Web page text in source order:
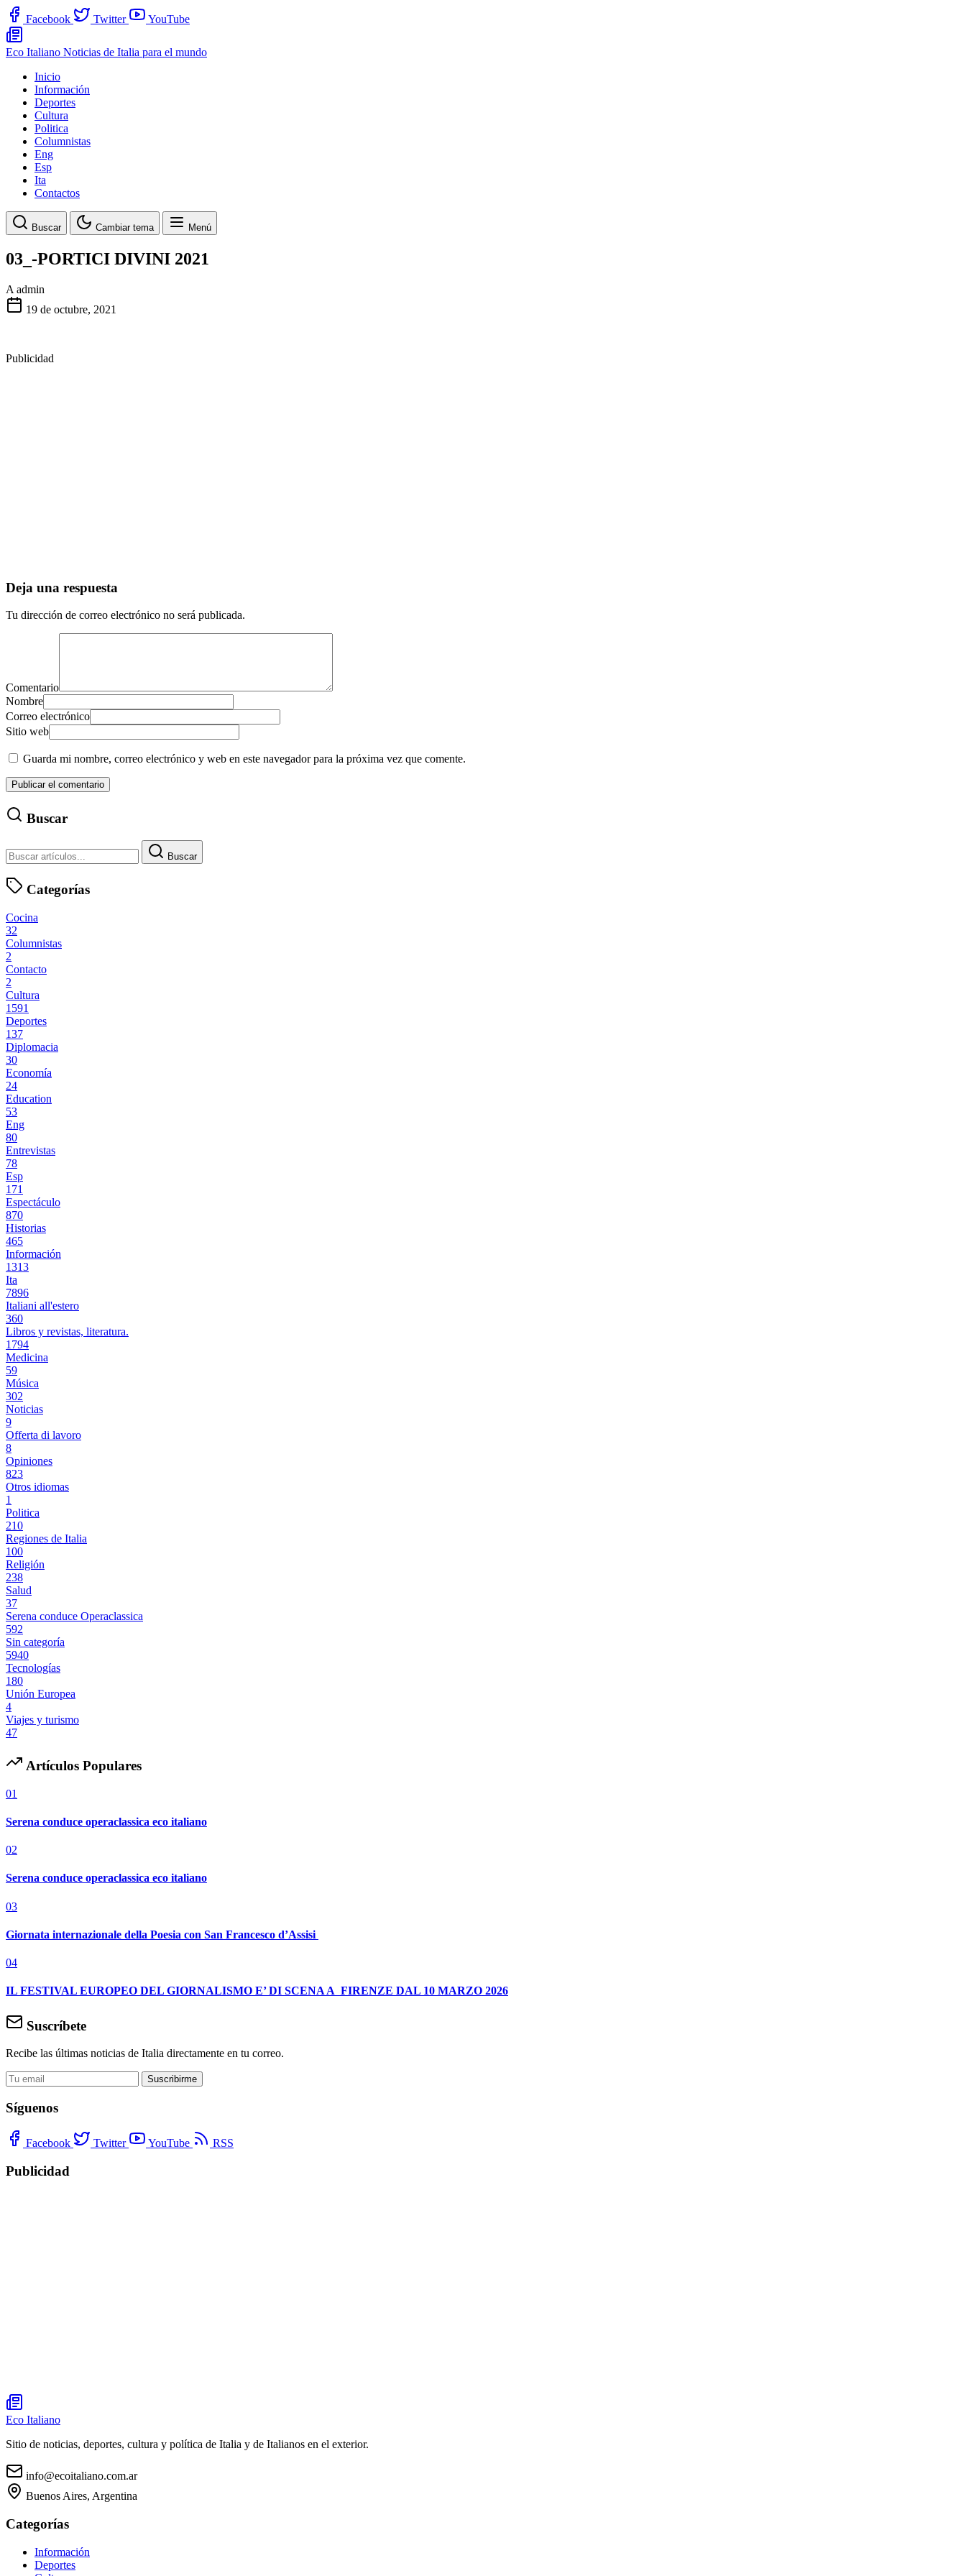
Facebook Twitter YouTube
Eco Italiano Noticias de Italia para el mundo
Inicio
Información
Deportes
Cultura
Politica
Columnistas
Eng
Esp
Ita
Contactos
Buscar Cambiar tema Menú
03_-PORTICI DIVINI 2021
A admin
19 de octubre, 2021
Publicidad
Deja una respuesta
Tu dirección de correo electrónico no será publicada.
Comentario
Nombre
Correo electrónico
Sitio web
Guarda mi nombre, correo electrónico y web en este navegador para la próxima vez que comente.
Buscar
Buscar
Categorías
Cocina
32
Columnistas
2
Contacto
2
Cultura
1591
Deportes
137
Diplomacia
30
Economía
24
Education
53
Eng
80
Entrevistas
78
Esp
171
Espectáculo
870
Historias
465
Información
1313
Ita
7896
Italiani all'estero
360
Libros y revistas, literatura.
1794
Medicina
59
Música
302
Noticias
9
Offerta di lavoro
8
Opiniones
823
Otros idiomas
1
Politica
210
Regiones de Italia
100
Religión
238
Salud
37
Serena conduce Operaclassica
592
Sin categoría
5940
Tecnologías
180
Unión Europea
4
Viajes y turismo
47
Artículos Populares
01
Serena conduce operaclassica eco italiano
02
Serena conduce operaclassica eco italiano
03
Giornata internazionale della Poesia con San Francesco d’Assisi
04
IL FESTIVAL EUROPEO DEL GIORNALISMO E’ DI SCENA A FIRENZE DAL 10 MARZO 2026
Suscríbete
Recibe las últimas noticias de Italia directamente en tu correo.
Suscribirme
Síguenos
Facebook Twitter YouTube RSS
Publicidad
Eco Italiano
Sitio de noticias, deportes, cultura y política de Italia y de Italianos en el exterior.
info@ecoitaliano.com.ar
Buenos Aires, Argentina
Categorías
Información
Deportes